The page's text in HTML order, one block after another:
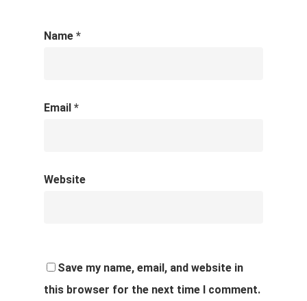
Name *
Email *
Website
Save my name, email, and website in
this browser for the next time I comment.